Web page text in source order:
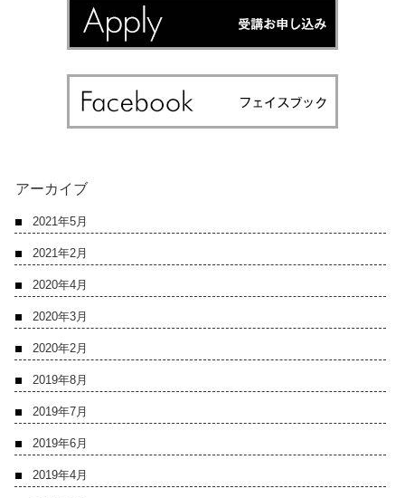
アーカイブ
2021年5月
2021年2月
2020年4月
2020年3月
2020年2月
2019年8月
2019年7月
2019年6月
2019年4月